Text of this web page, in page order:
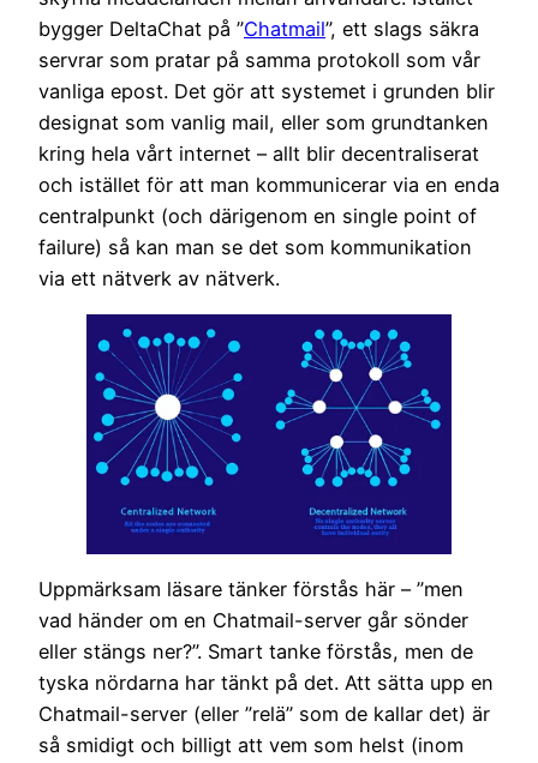
bygger DeltaChat på ”Chatmail”, ett slags säkra
servrar som pratar på samma protokoll som vår
vanliga epost. Det gör att systemet i grunden blir
designat som vanlig mail, eller som grundtanken
kring hela vårt internet – allt blir decentraliserat
och istället för att man kommunicerar via en enda
centralpunkt (och därigenom en single point of
failure) så kan man se det som kommunikation
via ett nätverk av nätverk.
Uppmärksam läsare tänker förstås här – ”men
vad händer om en Chatmail-server går sönder
eller stängs ner?”. Smart tanke förstås, men de
tyska nördarna har tänkt på det. Att sätta upp en
Chatmail-server (eller ”relä” som de kallar det) är
så smidigt och billigt att vem som helst (inom